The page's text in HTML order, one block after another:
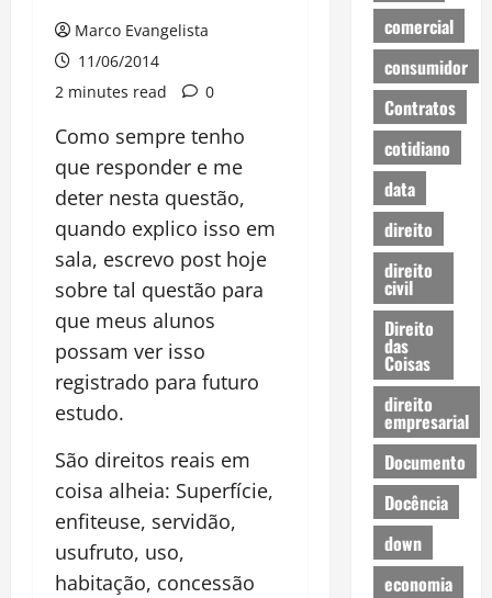
Marco Evangelista
11/06/2014
2 minutes read
0
Como sempre tenho
que responder e me
deter nesta questão,
quando explico isso em
sala, escrevo post hoje
sobre tal questão para
que meus alunos
possam ver isso
registrado para futuro
estudo.
São direitos reais em
coisa alheia: Superfície,
enfiteuse, servidão,
usufruto, uso,
habitação, concessão
comercial
consumidor
Contratos
cotidiano
data
direito
direito
civil
Direito
das
Coisas
direito
empresarial
Documento
Docência
down
economia